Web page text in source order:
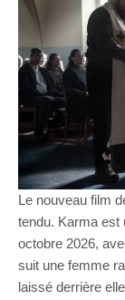
Le nouveau film
tendu. Karma est
octobre 2026,
suit une femme
laissé derrière